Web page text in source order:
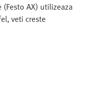
AX) utilizeaza
veti creste